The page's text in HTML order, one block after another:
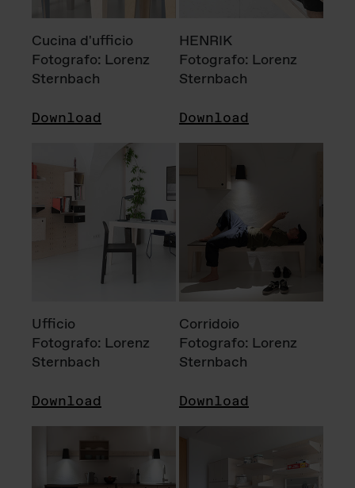
Cucina d'ufficio
Fotografo: Lorenz
Sternbach
Download
HENRIK
Fotografo: Lorenz
Sternbach
Download
Ufficio
Fotografo: Lorenz
Sternbach
Download
Corridoio
Fotografo: Lorenz
Sternbach
Download